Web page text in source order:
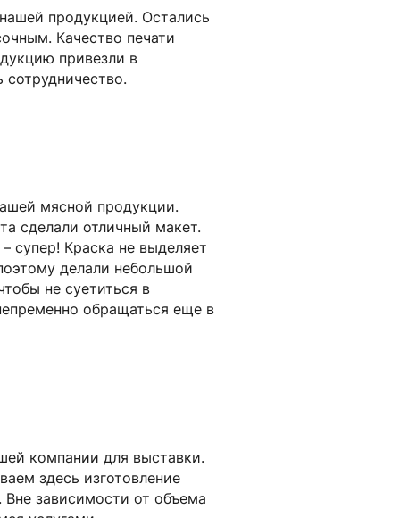
продукцией. Остались
Качество печати
привезли в
мясной продукции.
сделали отличный макет.
супер! Краска не выделяет
делали небольшой
не суетиться в
обращаться еще в
компании для выставки.
здесь изготовление
Вне зависимости от объема